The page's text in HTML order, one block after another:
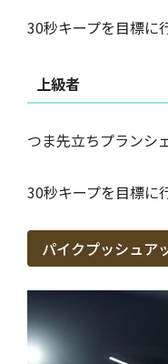
30秒キープを目標に
上級者
つま先立ちプランシ
30秒キープを目標に
パイクプッシュア